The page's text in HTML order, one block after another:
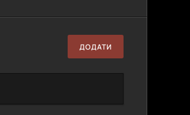
ДОДАТИ